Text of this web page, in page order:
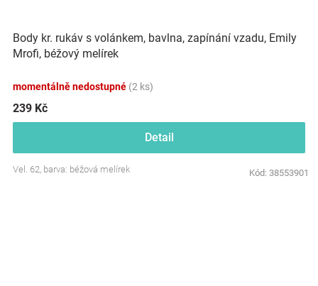
Body kr. rukáv s volánkem, bavlna, zapínání vzadu, Emily
Mrofi, béžový melírek
momentálně nedostupné (2 ks)
239 Kč
Detail
Vel. 62, barva: béžová melírek Kód: 38553901